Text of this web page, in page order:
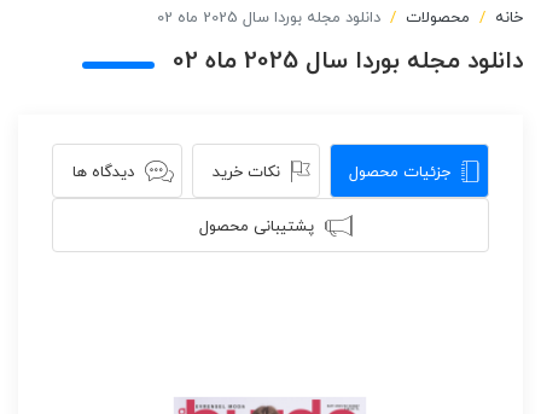
خانه محصولات دانلود مجله بوردا سال 2025 ماه 02
دانلود مجله بوردا سال 2025 ماه 02
جزئیات محصول نکات خرید دیدگاه ها
پشتیبانی محصول